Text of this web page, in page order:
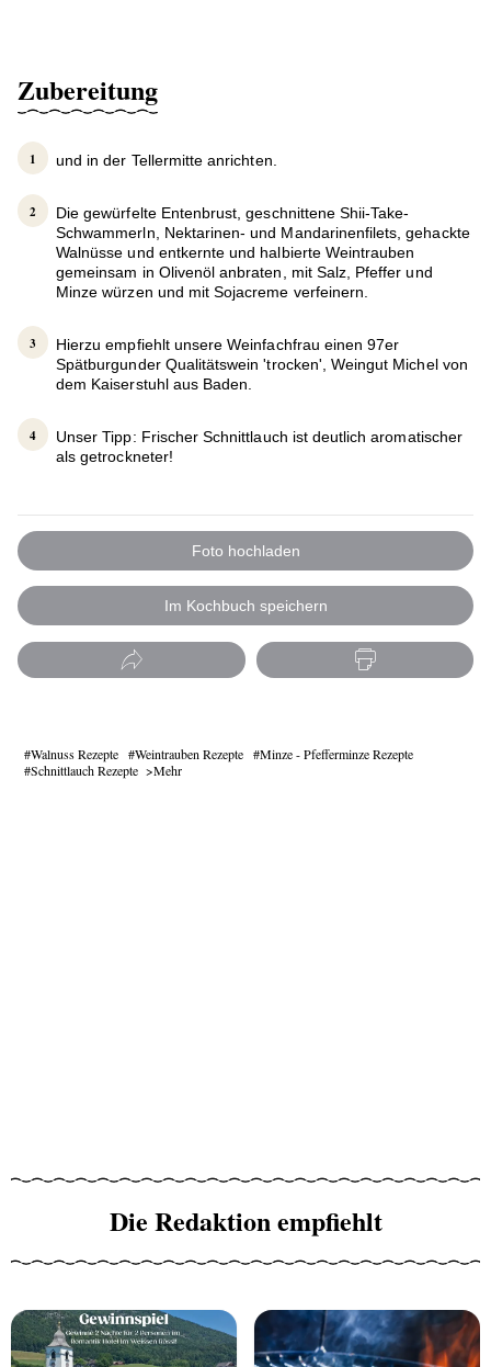
Zubereitung
und in der Tellermitte anrichten.
Die gewürfelte Entenbrust, geschnittene Shii-Take-
Schwammerln, Nektarinen- und Mandarinenfilets, gehackte
Walnüsse und entkernte und halbierte Weintrauben
gemeinsam in Olivenöl anbraten, mit Salz, Pfeffer und
Minze würzen und mit Sojacreme verfeinern.
Hierzu empfiehlt unsere Weinfachfrau einen 97er
Spätburgunder Qualitätswein 'trocken', Weingut Michel von
dem Kaiserstuhl aus Baden.
Unser Tipp: Frischer Schnittlauch ist deutlich aromatischer
als getrockneter!
Foto hochladen
Im Kochbuch speichern
Walnuss Rezepte Weintrauben Rezepte
Minze - Pfefferminze Rezepte
Schnittlauch Rezepte
Mehr
Die Redaktion empfiehlt